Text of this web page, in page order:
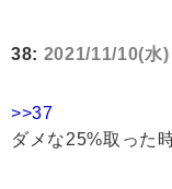
38: 2021/11/10(水
>>37
ダメな25%取った